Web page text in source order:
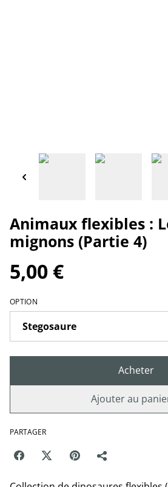
Animaux flexibles :
mignons (Partie 4)
5,00 €
OPTION
Acheter
Ajouter au
PARTAGER